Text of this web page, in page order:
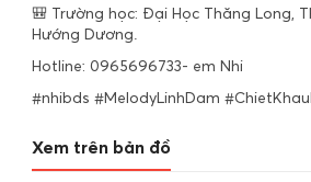
🎒 Trường học: Đại Học Thăng Long,
Hướng Dương.
Hotline: 0965696733- em Nhi
#nhibds #MelodyLinhDam
Xem trên bản đồ